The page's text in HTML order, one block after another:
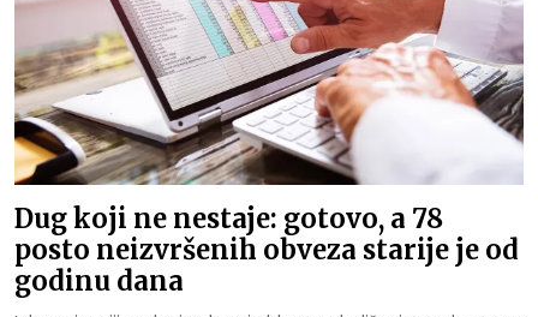
Dug koji ne nestaje: gotovo, a 78
posto neizvršenih obveza starije je od
godinu dana